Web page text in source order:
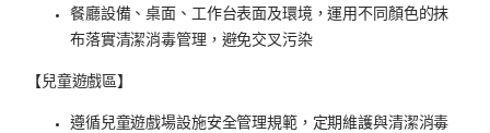
餐廳設備、桌面、工作台表面及環境，運用不同顏色的抹
布落實清潔消毒管理，避免交叉污染
【兒童遊戲區】
遵循兒童遊戲場設施安全管理規範，定期維護與清潔消毒